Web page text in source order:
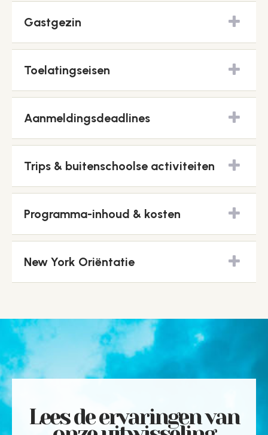
Gastgezin
Toelatingseisen
Aanmeldingsdeadlines
Trips & buitenschoolse activiteiten
Programma-inhoud & kosten
New York Oriëntatie
Lees de ervaringen van